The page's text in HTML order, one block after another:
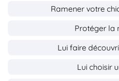
Ramener votre
Protéger la
Lui faire
Lui choisir